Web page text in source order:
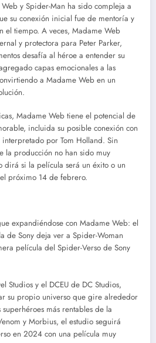
y Spider-Man ha sido compleja a
su conexión inicial fue de mentoría y
el tiempo. A veces, Madame Web
y protectora para Peter Parker,
desafía al héroe a entender su
capas emocionales a las
a Madame Web en un
Madame Web tiene el potencial de
incluida su posible conexión con
por Tom Holland. Sin
la producción no han sido muy
dirá si la película será un éxito o un
próximo 14 de febrero.
expandiéndose con Madame Web: el
de Sony deja ver a Spider-Woman
película del Spider-Verso de Sony
Studios y el DCEU de DC Studios,
su propio universo que gire alrededor
más rentables de la
y Morbius, el estudio seguirá
en 2024 con una película muy